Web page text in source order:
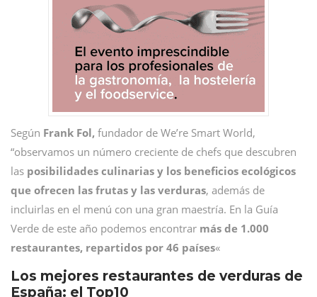
Según Frank Fol, fundador de We’re Smart World,
“observamos un número creciente de chefs que descubren
las posibilidades culinarias y los beneficios ecológicos
que ofrecen las frutas y las verduras, además de
incluirlas en el menú con una gran maestría. En la Guía
Verde de este año podemos encontrar más de 1.000
restaurantes, repartidos por 46 países«
Los mejores restaurantes de verduras de
España: el Top10